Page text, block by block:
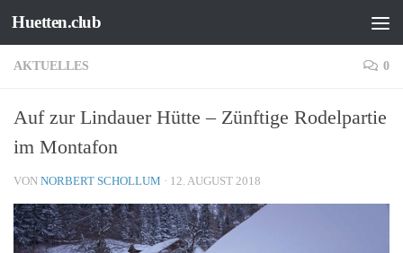
Zum Inhalt springen
Huetten.club
AKTUELLES 0
Auf zur Lindauer Hütte – Zünftige Rodelpartie
im Montafon
VON NORBERT SCHOLLUM · 12. AUGUST 2018